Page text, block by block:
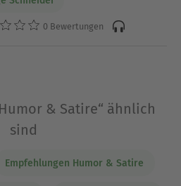
0 Bewertungen
& Satire“ ähnlich
sind
Empfehlungen Humor & Satire